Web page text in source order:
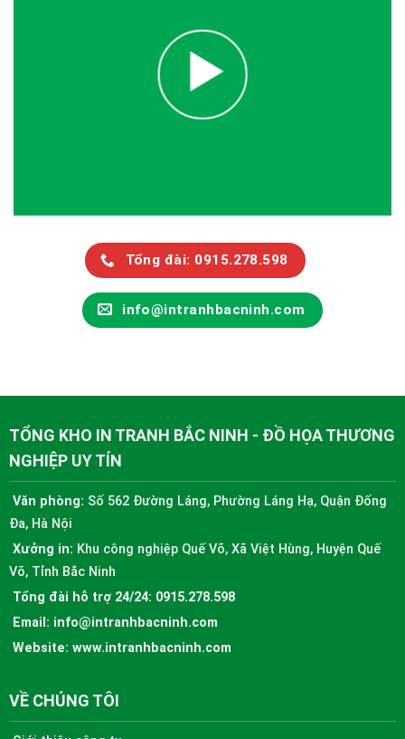
Tổng đài: 0915.278.598
info@intranhbacninh.com
TỔNG KHO IN TRANH BẮC NINH - ĐỒ HỌA THƯƠNG
NGHIỆP UY TÍN
Văn phòng: Số 562 Đường Láng, Phường Láng Hạ, Quận Đống
Đa, Hà Nội
Xưởng in: Khu công nghiệp Quế Võ, Xã Việt Hùng, Huyện Quế
Võ, Tỉnh Bắc Ninh
Tổng đài hỗ trợ 24/24: 0915.278.598
Email: info@intranhbacninh.com
Website: www.intranhbacninh.com
VỀ CHÚNG TÔI